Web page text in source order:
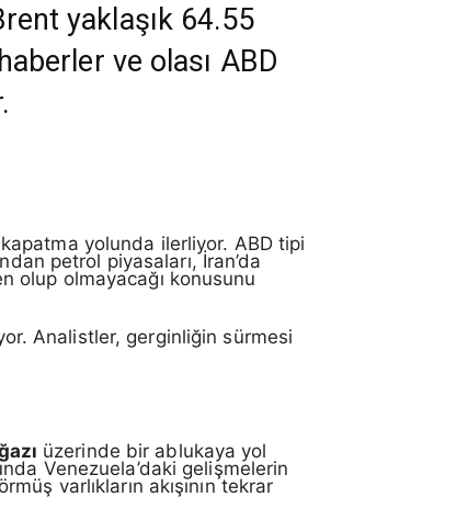
yaklaşık 64.55
ve olası ABD
yolunda ilerliyor. ABD tipi
petrol piyasaları, İran’da
olup olmayacağı konusunu
Analistler, gerginliğin sürmesi
üzerinde bir ablukaya yol
Venezuela’daki gelişmelerin
varlıkların akışının tekrar